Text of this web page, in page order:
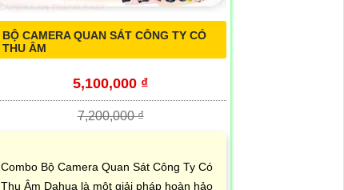
BỘ CAMERA QUAN SÁT CÔNG TY CÓ
THU ÂM
5,100,000 ₫
7,200,000 ₫
Combo Bộ Camera Quan Sát Công Ty Có
Thu Âm Dahua là một giải pháp hoàn hảo